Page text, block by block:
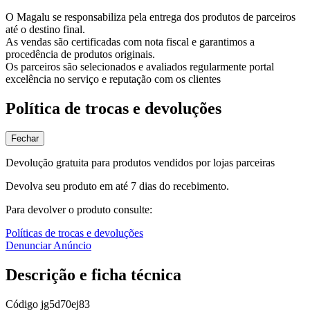
O Magalu se responsabiliza pela entrega dos produtos de parceiros
até o destino final.
As vendas são certificadas com nota fiscal e garantimos a
procedência de produtos originais.
Os parceiros são selecionados e avaliados regularmente portal
excelência no serviço e reputação com os clientes
Política de trocas e devoluções
Fechar
Devolução gratuita para produtos vendidos por lojas parceiras
Devolva seu produto em até 7 dias do recebimento.
Para devolver o produto consulte:
Políticas de trocas e devoluções
Denunciar Anúncio
Descrição e ficha técnica
Código jg5d70ej83